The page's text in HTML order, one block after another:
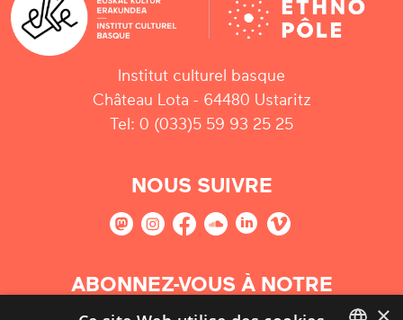
Institut culturel basque
Château Lota - 64480 Ustaritz
Tel: 0 (033)5 59 93 25 25
NOUS SUIVRE
ABONNEZ-VOUS À NOTRE
NEWSLETTER